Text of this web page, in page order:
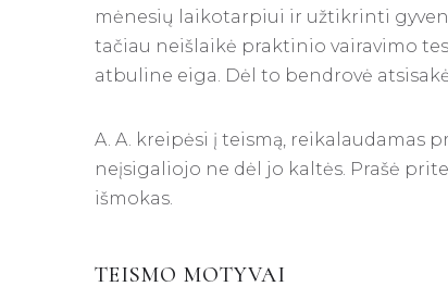
mėnesių laikotarpiui ir užtikrinti
tačiau neišlaikė praktinio vairavimo
atbuline eiga. Dėl to bendrovė
A. A. kreipėsi į teismą, reikalaudamas
neįsigaliojo ne dėl jo kaltės. Prašė
išmokas.
TEISMO MOTYVAI